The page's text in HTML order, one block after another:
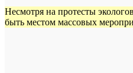
Несмотря на протесты
быть местом массовых